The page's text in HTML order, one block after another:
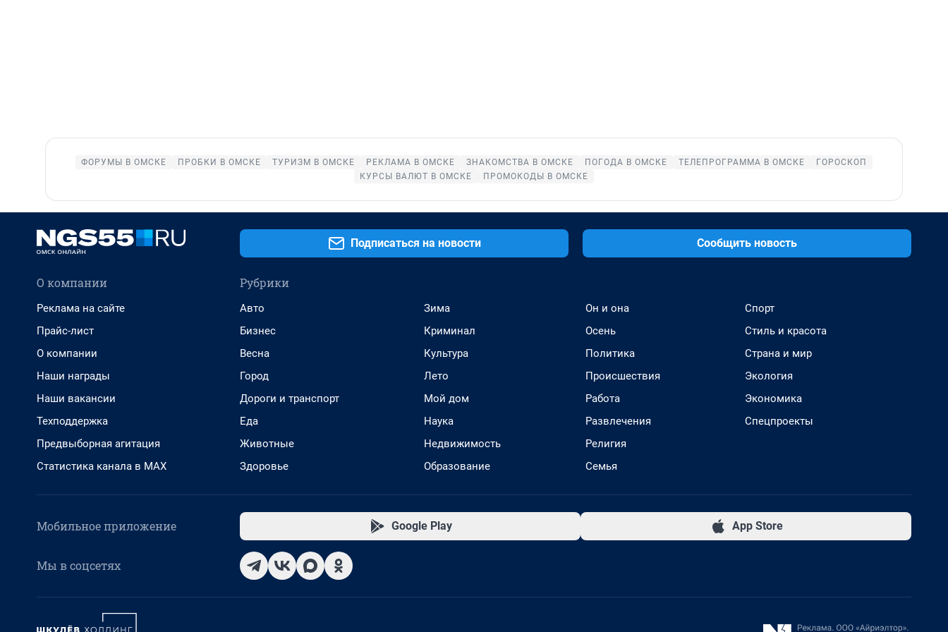
ФОРУМЫ В ОМСКЕ ПРОБКИ В ОМСКЕ ТУРИЗМ В ОМСКЕ РЕКЛАМА В ОМСКЕ ЗНАКОМСТВА В ОМСКЕ ПОГОДА В ОМСКЕ ТЕЛЕПРОГРАММА В ОМСКЕ
ГОРОСКОП
КУРСЫ ВАЛЮТ В ОМСКЕ
ПРОМОКОДЫ В ОМСКЕ
Подписаться на новости Сообщить новость
О компании
Реклама на сайте
Прайс-лист
О компании
Наши награды
Наши вакансии
Техподдержка
Предвыборная агитация
Статистика канала в MAX
Рубрики
Авто
Бизнес
Весна
Город
Дороги и транспорт
Еда
Животные
Здоровье
Зима
Криминал
Культура
Лето
Мой дом
Наука
Недвижимость
Образование
Он и она
Осень
Политика
Происшествия
Работа
Развлечения
Религия
Семья
Спорт
Стиль и красота
Страна и мир
Экология
Экономика
Спецпроекты
Мобильное приложение Google Play App Store
Мы в соцсетях